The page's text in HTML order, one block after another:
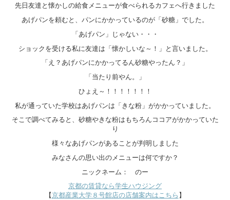
先日友達と懐かしの給食メニューが食べられるカフェへ行きました
あげパンを頼むと、パンにかかっているのが「砂糖」でした。
「あげパン」じゃない・・・
ショックを受ける私に友達は「懐かしいな～！」と言いました。
「え？あげパンにかかってるん砂糖やったん？」
「当たり前やん。」
ひょえ～！！！！！！！
私が通っていた学校はあげパンは「きな粉」がかかっていました。
そこで調べてみると、砂糖やきな粉はもちろんココアがかかっていた
り
様々なあげパンがあることが判明しました
みなさんの思い出のメニューは何ですか？
ニックネーム： のー
京都の賃貸なら学生ハウジング
【京都産業大学８号館店の店舗案内はこちら 】